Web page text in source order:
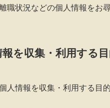
職状況などの個人情報をお
を収集・利用する
人情報を収集・利用する目